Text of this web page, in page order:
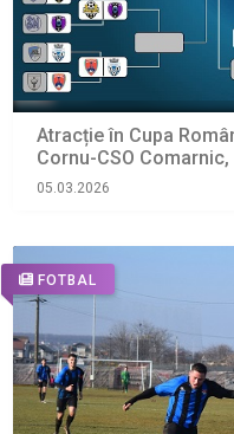
Atracție în Cupa
Cornu-CSO
05.03.2026
FOTBAL